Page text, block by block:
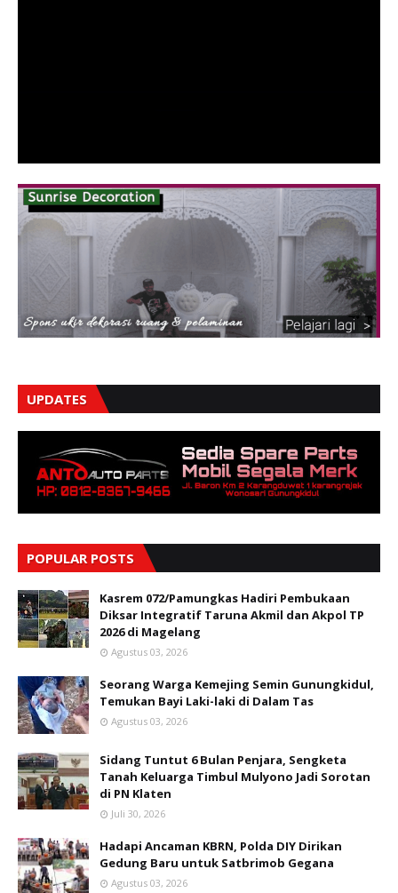
UPDATES
POPULAR POSTS
Kasrem 072/Pamungkas Hadiri Pembukaan
Diksar Integratif Taruna Akmil dan Akpol TP
2026 di Magelang
Agustus 03, 2026
Seorang Warga Kemejing Semin Gunungkidul,
Temukan Bayi Laki-laki di Dalam Tas
Agustus 03, 2026
Sidang Tuntut 6 Bulan Penjara, Sengketa
Tanah Keluarga Timbul Mulyono Jadi Sorotan
di PN Klaten
Juli 30, 2026
Hadapi Ancaman KBRN, Polda DIY Dirikan
Gedung Baru untuk Satbrimob Gegana
Agustus 03, 2026